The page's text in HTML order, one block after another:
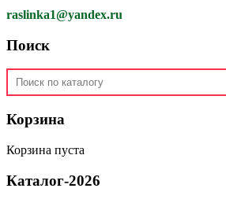
raslinka1@yandex.ru
Поиск
Корзина
Корзина пуста
Каталог-2026